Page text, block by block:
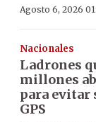
Agosto 6, 2026
Nacionales
Ladrones
millones
para evitar
GPS